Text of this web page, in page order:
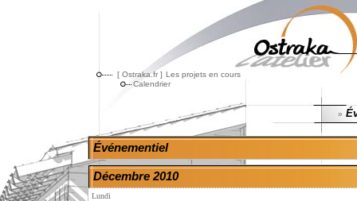
[ Ostraka.fr ] Les projets en cours
Calendrier
»
Événementiel
Décembre 2010
Lundi